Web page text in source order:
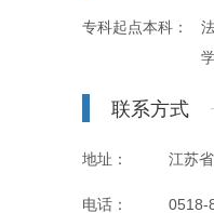
专科起点本科：
联系方式
地址： 江苏
电话： 0518-